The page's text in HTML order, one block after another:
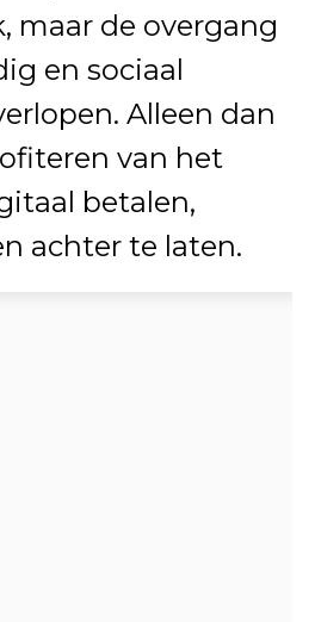
maar de overgang
en sociaal
Alleen dan
van het
betalen,
achter te laten.